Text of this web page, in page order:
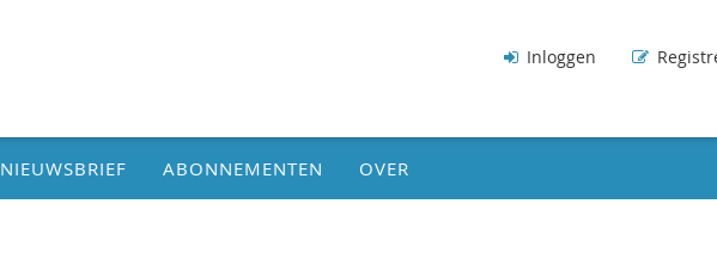
Inloggen
NIEUWSBRIEF ABONNEMENTEN OVER